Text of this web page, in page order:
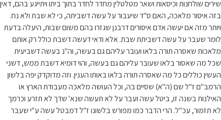
שירים שולחנות וכיסאות ושאר מטלטלין מחדר לחדר בתוך ביתו ויתייגע בהם, דאין
בזה איסור מלאכה, האם ס"ד שיעבור על עשה דשביתה, כי לא שבת ולא נח.
ויותר מזה אם יעשה אדם איסורים דרבנן שגזרו בהם משום שבות, היעלה בדעת
לומר שעבר על עשה דשביתת שבת. אלא ודאי דעשה דשבת כולל רק אותם
מלאכות שאסרה תורה בלאו ועובר עליהם גם בעשה, וה"נ בעשה דשביעית
שכל מה שאסור בלאו שעובר עליהם גם בעשה, והוי דומיא דשבת ממש, דשני
העשין כוללים כל מה שאסרה תורה בלאו באותו הענין. וזה מדוקדק יפה בלשון
הרמב"ם ז"ל שם (ה"א) שסיים בה, וכל העושה מלאכה מעבודת הארץ או
האילנות בשנה זו, ביטל עשה ועבר על לא תעשה שנא' שדך לא תזרע וכרמך
לא תזמור, עכ"ל. הרי הדבר כמו מפורש בלשונו ז"ל דמבטל עשה ע"י שעבר